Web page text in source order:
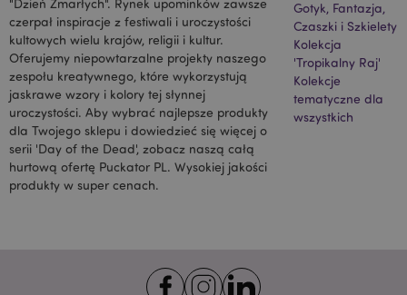
"Dzień Zmarłych". Rynek upominków zawsze
czerpał inspiracje z festiwali i uroczystości
kultowych wielu krajów, religii i kultur.
Oferujemy niepowtarzalne projekty naszego
zespołu kreatywnego, które wykorzystują
jaskrawe wzory i kolory tej słynnej
uroczystości. Aby wybrać najlepsze produkty
dla Twojego sklepu i dowiedzieć się więcej o
serii 'Day of the Dead', zobacz naszą całą
hurtową ofertę Puckator PL. Wysokiej jakości
produkty w super cenach.
Gotyk, Fantazja,
Czaszki i Szkielety
Kolekcja
'Tropikalny Raj'
Kolekcje
tematyczne dla
wszystkich
mage-cache-sessid